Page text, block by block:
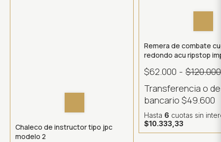
Chaleco de instructor tipo jpc
modelo 2
Remera de combate
redondo acu ripstop
$62.000 - $120.000
Transferencia o
bancario$49.600
Hasta 6 cuotas sin
$10.333,33